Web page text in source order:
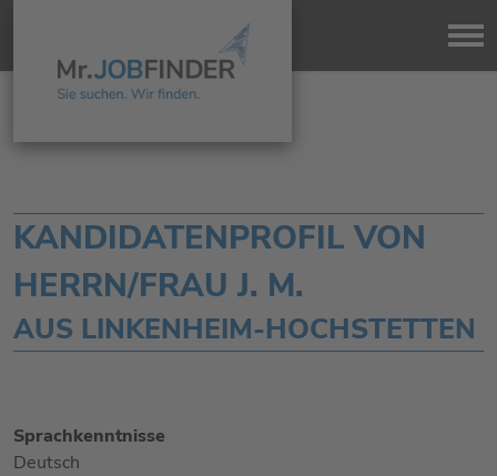
KANDIDATENPROFIL VON
HERRN/FRAU J. M.
AUS LINKENHEIM-HOCHSTETTEN
Sprachkenntnisse
Deutsch